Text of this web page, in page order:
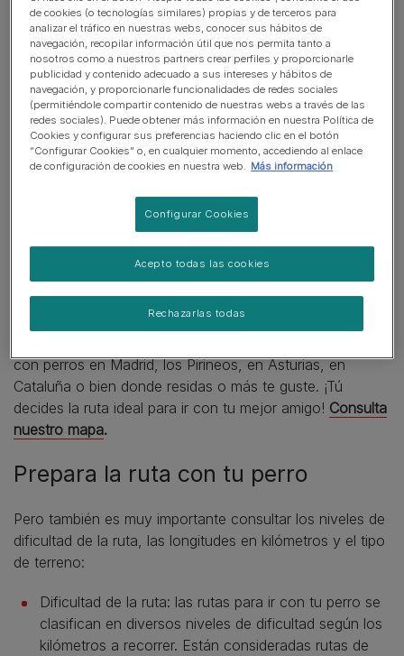
Una gran experiencia con tu perro
Cómo escoger la ruta de
montaña
debes tener muy claro el itinerario a seguir. Encontrar la
ruta idónea para ti y tu perro requiere dedicar un tiempo
de búsqueda de información y no hay nada mejor que
consultar un mapa que te proporcione todo lo que
necesitas saber. En base a tu domicilio o a tu ubicación
actual, puedes escoger rutas diferentes según la
con perros en Madrid, los Pirineos, en Asturias, en
Cataluña o bien donde residas o más te guste. ¡Tú
decides la ruta ideal para ir con tu mejor amigo! Consulta
nuestro mapa.
Prepara la ruta con tu perro
Pero también es muy importante consultar los niveles de
dificultad de la ruta, las longitudes en kilómetros y el tipo
de terreno:
Dificultad de la ruta: las rutas para ir con tu perro se
clasifican en diversos niveles de dificultad según los
kilómetros a recorrer. Están consideradas rutas de
de cookies (o tecnologías similares) propias y de terceros para
analizar el tráfico en nuestras webs, conocer sus hábitos de
navegación, recopilar información útil que nos permita tanto a
nosotros como a nuestros partners crear perfiles y proporcionarle
publicidad y contenido adecuado a sus intereses y hábitos de
navegación, y proporcionarle funcionalidades de redes sociales
(permitiéndole compartir contenido de nuestras webs a través de las
redes sociales). Puede obtener más información en nuestra Política de
Cookies y configurar sus preferencias haciendo clic en el botón
“Configurar Cookies” o, en cualquier momento, accediendo al enlace
de configuración de cookies en nuestra web.
Más información
Configurar Cookies
Rechazarlas todas
Acepto todas las cookies